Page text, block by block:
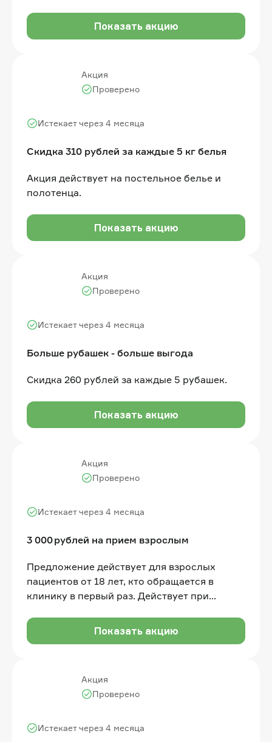
Показать акцию
Акция
Скидка 310 рублей за каждые 5 кг белья
Истекает через 4 месяца
Проверено
Акция действует на постельное белье и
полотенца.
Показать акцию
Акция
Больше рубашек - больше выгода
Истекает через 4 месяца
Проверено
Скидка 260 рублей за каждые 5 рубашек.
Показать акцию
Акция
3 000 рублей на прием взрослым
Истекает через 4 месяца
Проверено
Предложение действует для взрослых
пациентов от 18 лет, кто обращается в
клинику в первый раз. Действует при
услуги диагностики (КТ, ОПТГ и др.), когда
они предоставляются разово/отдельно от
Показать акцию
Акция
Истекает через 4 месяца
Проверено